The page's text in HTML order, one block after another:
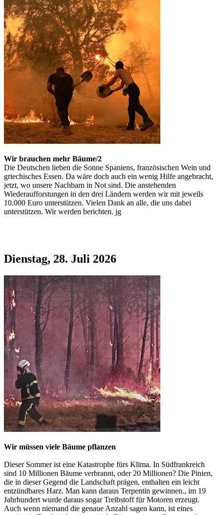
Wir brauchen mehr Bäume/2
Die Deutschen lieben die Sonne Spaniens, französischen Wein und
griechisches Essen. Da wäre doch auch ein wenig Hilfe angebracht,
jetzt, wo unsere Nachbarn in Not sind. Die anstehenden
Wiederaufforstungen in den drei Ländern werden wir mit jeweils
10.000 Euro unterstützen. Vielen Dank an alle, die uns dabei
unterstützen. Wir werden berichten. jg
Dienstag, 28. Juli 2026
Wir müssen viele Bäume pflanzen
Dieser Sommer ist eine Katastrophe fürs Klima. In Südfrankreich
sind 10 Millionen Bäume verbrannt, oder 20 Millionen? Die Pinien,
die in dieser Gegend die Landschaft prägen, enthalten ein leicht
entzündbares Harz. Man kann daraus Terpentin gewinnen., im 19
Jahrhundert wurde daraus sogar Treibstoff für Motoren erzeugt.
Auch wenn niemand die genaue Anzahl sagen kann, ist eines